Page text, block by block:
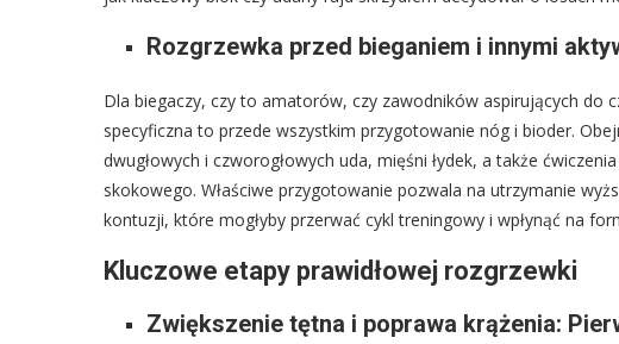
Rozgrzewka przed bieganiem i innymi
Dla biegaczy, czy to amatorów, czy zawodników aspirujących do
specyficzna to przede wszystkim przygotowanie nóg i bioder.
dwugłowych i czworogłowych uda, mięśni łydek, a także
skokowego. Właściwe przygotowanie pozwala na utrzymanie
kontuzji, które mogłyby przerwać cykl treningowy i wpłynąć na
Kluczowe etapy prawidłowej rozgrzewki
Zwiększenie tętna i poprawa krążenia: